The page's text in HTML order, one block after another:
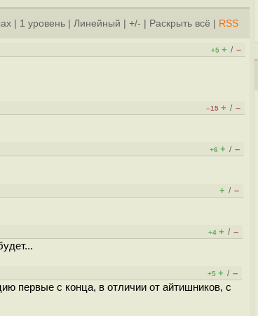
1 уровень Линейный +/- Раскрыть всё RSS
+5 + / –
–15 + / –
+6 + / –
+ / –
+4 + / –
+5 + / –
первые с конца, в отличии от айтишников, с